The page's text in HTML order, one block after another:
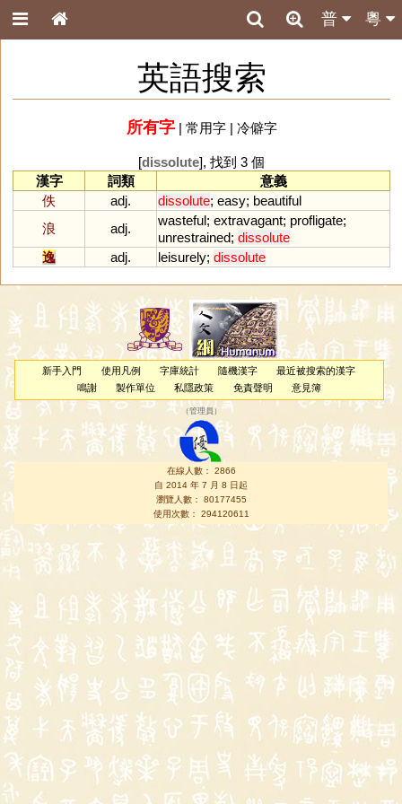
粵
普
英語搜索
所有字| 常用字| 冷僻字
[dissolute], 找到 3 個
漢字
詞類
意義
佚
adj. dissolute; easy; beautiful
浪
adj.
wasteful; extravagant; profligate;
unrestrained; dissolute
逸
adj. leisurely; dissolute
新手入門 使用凡例 字庫統計 隨機漢字
最近被搜索的漢字
鳴謝
製作單位 私隱政策 免責聲明 意見簿
（管理員 ）
在線人數： 2866
自 2014 年 7 月 8 日起
瀏覽人數： 80177455
使用次數： 294120611